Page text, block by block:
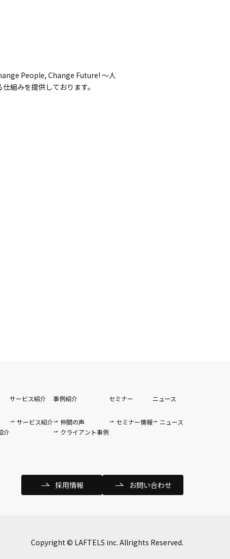
People, Change Future! 〜人
組みを提供しております。
介
サービス紹介
サービス紹介
事例紹介
仲間の声
クライアント事例
セミナー
セミナー情報
ニュース
ニュース
採用情報 お問い合わせ
Copyright © LAFTELS inc. Allrights Reserved.